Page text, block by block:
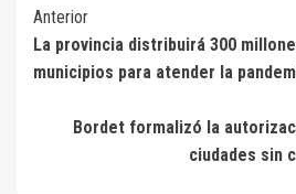
Navegación
de
entradas
Anterior
La provincia distribuirá 300
municipios para atender la
Bordet formalizó la
ciudades sin